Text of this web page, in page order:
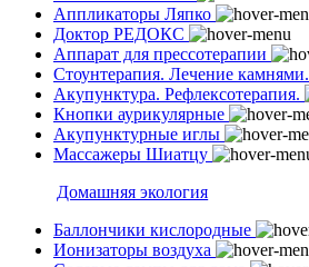
Аппликаторы Ляпко
Доктор РЕДОКС
Аппарат для прессотерапии
Стоунтерапия. Лечение камнями.
Акупунктура. Рефлексотерапия.
Кнопки аурикулярные
Акупунктурные иглы
Массажеры Шиатцу
Домашняя экология
Баллончики кислородные
Ионизаторы воздуха